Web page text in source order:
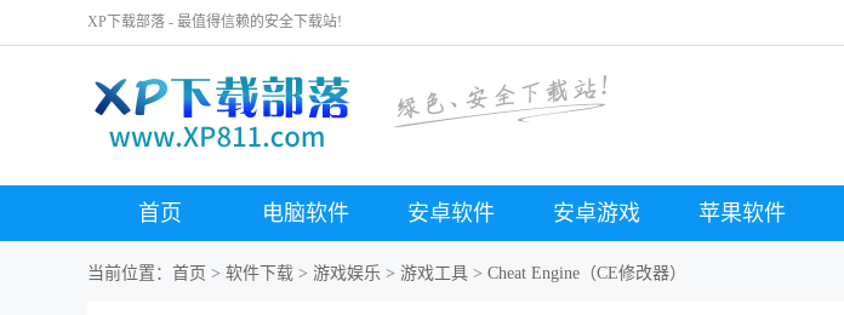
XP下载部落 - 最值得信赖的安全下载站!
首页 电脑软件 安卓软件 安卓游戏 苹果软件
当前位置： 首页 > 软件下载 > 游戏娱乐 > 游戏工具 > Cheat Engine（CE修改器）